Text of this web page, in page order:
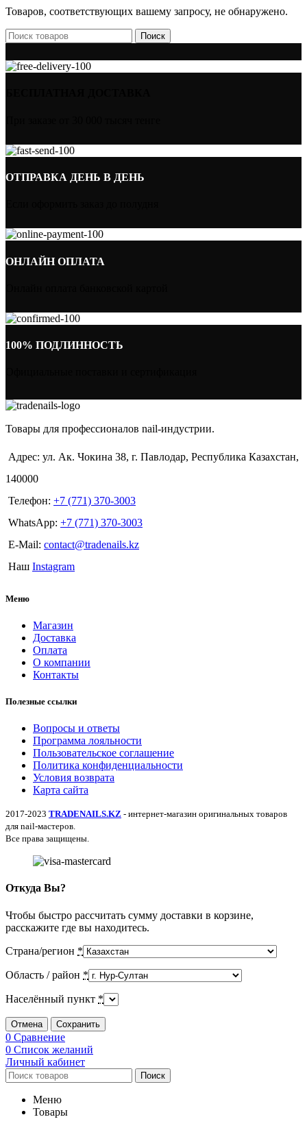
Товаров, соответствующих вашему запросу, не обнаружено.
Поиск
ОТПРАВКА ДЕНЬ В ДЕНЬ
ОНЛАЙН ОПЛАТА
100% ПОДЛИННОСТЬ
Товары для профессионалов nail-индустрии.
Адрес: ул. Ак. Чокина 38, г. Павлодар, Республика Казахстан,
140000
Телефон: +7 (771) 370-3003
WhatsApp: +7 (771) 370-3003
E-Mail: contact@tradenails.kz
Наш Instagram
Меню
Магазин
Доставка
Оплата
О компании
Контакты
Полезные ссылки
Вопросы и ответы
Программа лояльности
Пользовательское соглашение
Политика конфиденциальности
Условия возврата
Карта сайта
2017-2023 TRADENAILS.KZ - интернет-магазин оригинальных товаров
для nail-мастеров.
Все права защищены.
Откуда Вы?
Чтобы быстро рассчитать сумму доставки в корзине,
расскажите где вы находитесь.
Страна/регион *
Область / район *
Населённый пункт *
Отмена Сохранить
0 Сравнение
0 Список желаний
Личный кабинет
Поиск
Меню
Товары